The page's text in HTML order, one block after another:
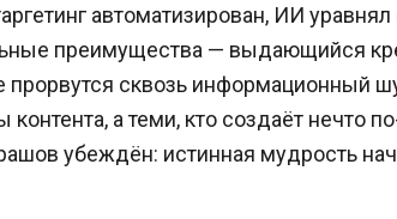
автоматизирован, ИИ
преимущества — выдающийся
сквозь информационный
контента, а теми, кто создаёт нечто
убеждён: истинная мудрость